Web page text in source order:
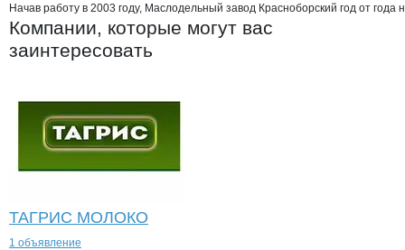
Начав работу в 2003 году, Маслодельный завод Красноборский год от
Компании, которые могут вас
заинтересовать
ТАГРИС МОЛОКО
1 объявление